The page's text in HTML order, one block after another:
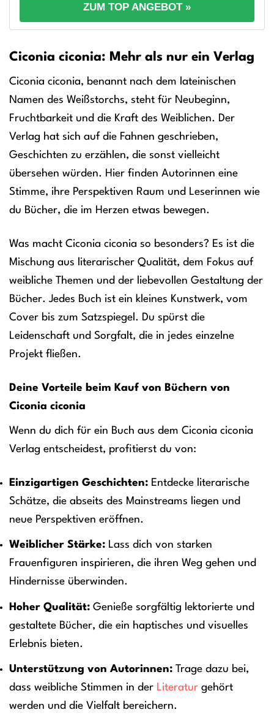
ZUM TOP ANGEBOT »
Ciconia ciconia: Mehr als nur ein Verlag
Ciconia ciconia, benannt nach dem lateinischen
Namen des Weißstorchs, steht für Neubeginn,
Fruchtbarkeit und die Kraft des Weiblichen. Der
Verlag hat sich auf die Fahnen geschrieben,
Geschichten zu erzählen, die sonst vielleicht
übersehen würden. Hier finden Autorinnen eine
Stimme, ihre Perspektiven Raum und Leserinnen wie
du Bücher, die im Herzen etwas bewegen.
Was macht Ciconia ciconia so besonders? Es ist die
Mischung aus literarischer Qualität, dem Fokus auf
weibliche Themen und der liebevollen Gestaltung der
Bücher. Jedes Buch ist ein kleines Kunstwerk, vom
Cover bis zum Satzspiegel. Du spürst die
Leidenschaft und Sorgfalt, die in jedes einzelne
Projekt fließen.
Deine Vorteile beim Kauf von Büchern von
Ciconia ciconia
Wenn du dich für ein Buch aus dem Ciconia ciconia
Verlag entscheidest, profitierst du von:
Einzigartigen Geschichten: Entdecke literarische
Schätze, die abseits des Mainstreams liegen und
neue Perspektiven eröffnen.
Weiblicher Stärke: Lass dich von starken
Frauenfiguren inspirieren, die ihren Weg gehen und
Hindernisse überwinden.
Hoher Qualität: Genieße sorgfältig lektorierte und
gestaltete Bücher, die ein haptisches und visuelles
Erlebnis bieten.
Unterstützung von Autorinnen: Trage dazu bei,
dass weibliche Stimmen in der Literatur gehört
werden und die Vielfalt bereichern.